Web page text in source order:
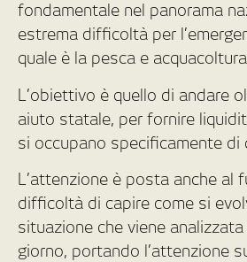
fondamentale nel panorama
estrema difficoltà per
quale è la pesca e
L’obiettivo è quello di andare
aiuto statale, per fornire
si occupano specificamente di
L’attenzione è posta anche al
difficoltà di capire come si
situazione che viene
giorno, portando l’attenzione